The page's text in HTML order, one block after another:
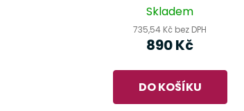
Skladem
735,54 Kč bez DPH
890 Kč
DO KOŠÍKU